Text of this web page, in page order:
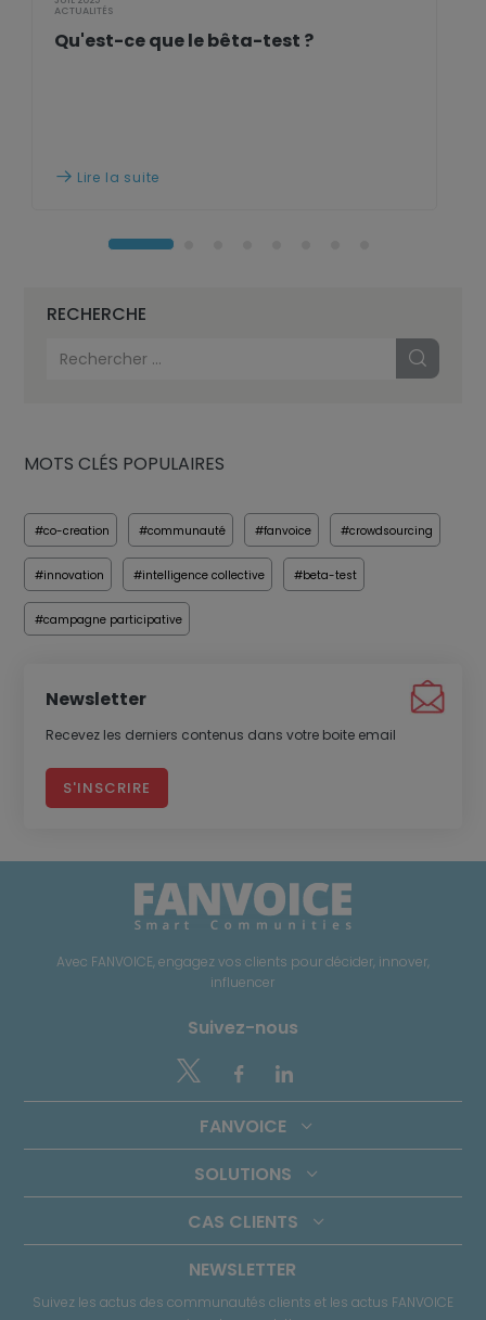
ACTUALITÉS
Qu'est-ce que le bêta-test ?
 Lire la suite
RECHERCHE
MOTS CLÉS POPULAIRES
#co-creation #communauté #fanvoice #crowdsourcing
#innovation #intelligence collective #beta-test
#campagne participative
Newsletter
Recevez les derniers contenus dans votre boite email
S'INSCRIRE
Avec FANVOICE, engagez vos clients pour décider, innover,
influencer
Suivez-nous
 
FANVOICE
SOLUTIONS
CAS CLIENTS
NEWSLETTER
Suivez les actus des communautés clients et les actus FANVOICE